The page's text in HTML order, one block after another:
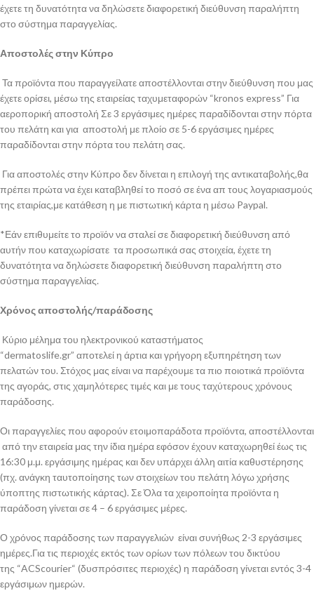
έχετε τη δυνατότητα να δηλώσετε διαφορετική διεύθυνση παραλήπτη
στο σύστημα παραγγελίας.
Αποστολές στην Κύπρο
Τα προϊόντα που παραγγείλατε αποστέλλονται στην διεύθυνση που μας
έχετε ορίσει, μέσω της εταιρείας ταχυμεταφορών “kronos express” Για
αεροπορική αποστολή Σε 3 εργάσιμες ημέρες παραδίδονται στην πόρτα
του πελάτη και για αποστολή με πλοίο σε 5-6 εργάσιμες ημέρες
παραδίδονται στην πόρτα του πελάτη σας.
Για αποστολές στην Κύπρο δεν δίνεται η επιλογή της αντικαταβολής,θα
πρέπει πρώτα να έχει καταβληθεί το ποσό σε ένα απ τους λογαριασμούς
της εταιρίας,με κατάθεση η με πιστωτική κάρτα η μέσω Paypal.
*Εάν επιθυμείτε το προϊόν να σταλεί σε διαφορετική διεύθυνση από
αυτήν που καταχωρίσατε τα προσωπικά σας στοιχεία, έχετε τη
δυνατότητα να δηλώσετε διαφορετική διεύθυνση παραλήπτη στο
σύστημα παραγγελίας.
Χρόνος αποστολής/παράδοσης
Κύριο μέλημα του ηλεκτρονικού καταστήματος
“dermatoslife.gr” αποτελεί η άρτια και γρήγορη εξυπηρέτηση των
πελατών του. Στόχος μας είναι να παρέχουμε τα πιο ποιοτικά προϊόντα
της αγοράς, στις χαμηλότερες τιμές και με τους ταχύτερους χρόνους
παράδοσης.
Οι παραγγελίες που αφορούν ετοιμοπαράδοτα προϊόντα, αποστέλλονται
από την εταιρεία μας την ίδια ημέρα εφόσον έχουν καταχωρηθεί έως τις
16:30 μ.μ. εργάσιμης ημέρας και δεν υπάρχει άλλη αιτία καθυστέρησης
(πχ. ανάγκη ταυτοποίησης των στοιχείων του πελάτη λόγω χρήσης
ύποπτης πιστωτικής κάρτας). Σε Όλα τα χειροποίητα προϊόντα η
παράδοση γίνεται σε 4 – 6 εργάσιμες μέρες.
Ο χρόνος παράδοσης των παραγγελιών είναι συνήθως 2-3 εργάσιμες
ημέρες.Για τις περιοχές εκτός των ορίων των πόλεων του δικτύου
της “ACScourier“ (δυσπρόσιτες περιοχές) η παράδοση γίνεται εντός 3-4
εργάσιμων ημερών.